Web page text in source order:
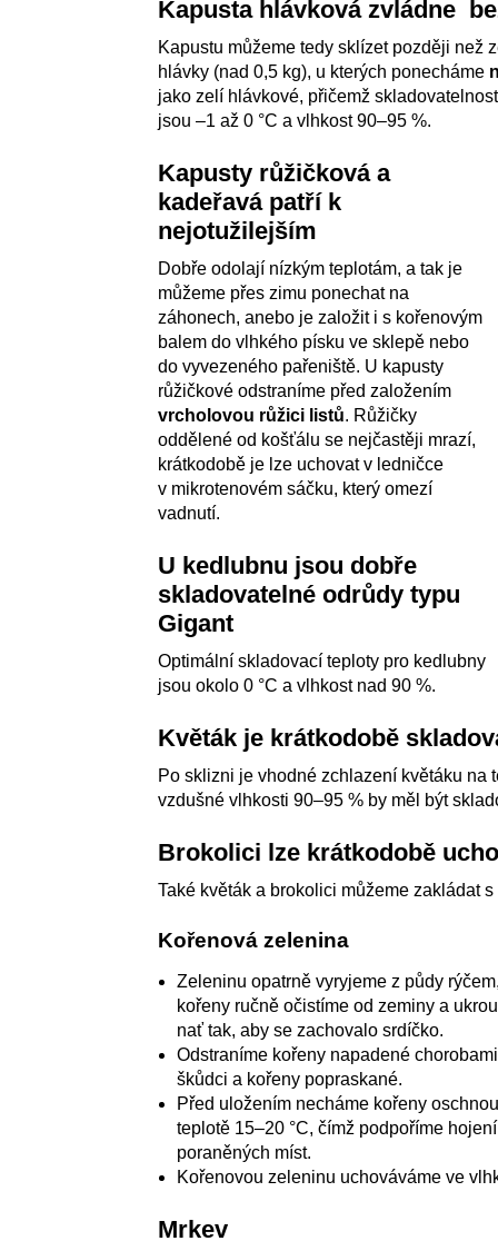
Kapusta hlávková zvládne
Kapustu můžeme tedy sklízet později než
hlávky (nad 0,5 kg), u kterých ponecháme
jako zelí hlávkové, přičemž
jsou –1 až 0 °C a vlhkost 90–95 %.
Kapusty růžičková a
kadeřavá patří k
nejotužilejším
Dobře odolají nízkým teplotám, a tak je
můžeme přes zimu ponechat na
záhonech, anebo je založit i s kořenovým
balem do vlhkého písku ve sklepě nebo
do vyvezeného pařeniště. U kapusty
růžičkové odstraníme před založením
vrcholovou růžici listů. Růžičky
oddělené od košťálu se nejčastěji mrazí,
krátkodobě je lze uchovat v ledničce
v mikrotenovém sáčku, který omezí
vadnutí.
U kedlubnu jsou dobře
skladovatelné odrůdy typu
Gigant
Optimální skladovací teploty pro kedlubny
jsou okolo 0 °C a vlhkost nad 90 %.
Květák je krátkodobě
Po sklizni je vhodné zchlazení květáku na
vzdušné vlhkosti 90–95 % by měl být
Brokolici lze krátkodobě
Také květák a brokolici můžeme zakládat
Kořenová zelenina
Zeleninu opatrně vyryjeme z půdy
kořeny ručně očistíme od zeminy a
nať tak, aby se zachovalo srdíčko.
Odstraníme kořeny napadené
škůdci a kořeny popraskané.
Před uložením necháme kořeny
teplotě 15–20 °C, čímž podpoříme hojení
poraněných míst.
Kořenovou zeleninu uchováváme ve
Mrkev